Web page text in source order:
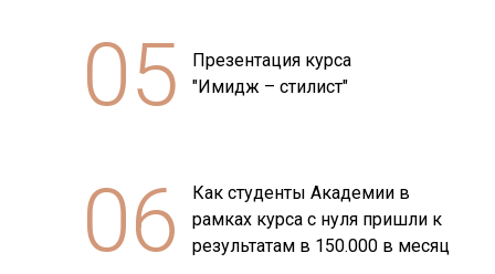
05
Презентация курса
"Имидж – стилист"
06
Как студенты Академии в
рамках курса с нуля пришли к
результатам в 150.000 в месяц